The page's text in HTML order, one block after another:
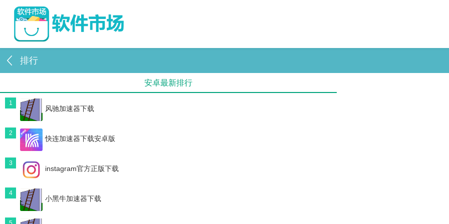
排行
安卓最新排行
1
风驰加速器下载
2
快连加速器下载安卓版
3
instagram官方正版下载
4
小黑牛加速器下载